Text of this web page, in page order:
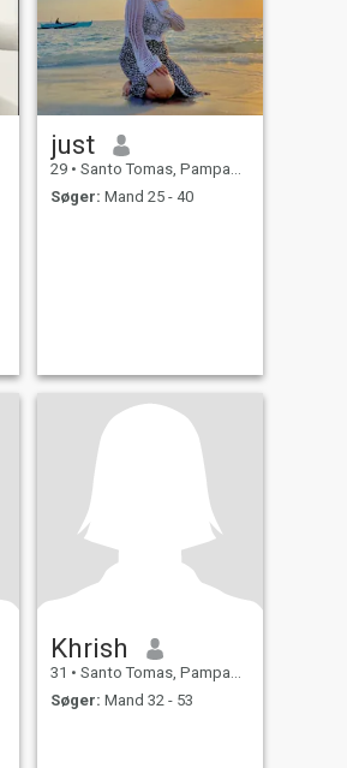
just
29 • Santo Tomas, Pampanga, Filippinerne
Søger: Mand 25 - 40
Khrish
31 • Santo Tomas, Pampanga, Filippinerne
Søger: Mand 32 - 53